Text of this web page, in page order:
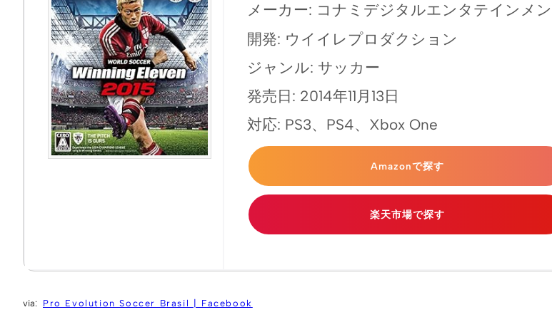
メーカー: コナミデジタルエンタテインメン
開発: ウイイレプロダクション
ジャンル: サッカー
発売日: 2014年11月13日
対応: PS3、PS4、Xbox One
Amazonで探す
楽天市場で探す
Pro Evolution Soccer Brasil | Facebook